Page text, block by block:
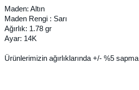
Maden: Altın
Maden Rengi : Sarı
Ağırlık: 1.78 gr
Ayar: 14K
Ürünlerimizin ağırlıklarında +/- %5